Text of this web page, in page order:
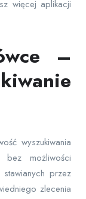
więcej aplikacji
–
wyszukiwania
możliwości
przez
zlecenia